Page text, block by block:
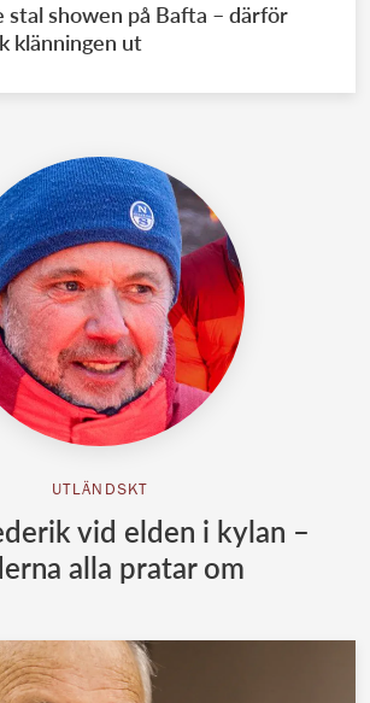
stal showen på Bafta – därför
klänningen ut
UTLÄNDSKT
vid elden i kylan –
alla pratar om